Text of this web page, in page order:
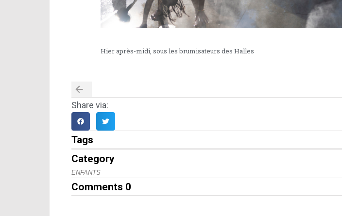
Hier après-midi, sous les brumisateurs des Halles
Share via:
Tags
Category
ENFANTS
Comments 0